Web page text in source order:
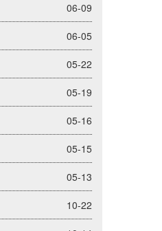
06-09
06-05
05-22
05-19
05-16
05-15
05-13
10-22